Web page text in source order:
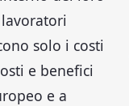
solo i costi
e benefici
e a